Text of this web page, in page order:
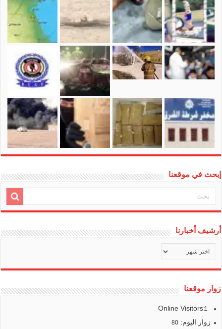
إبحث في موقعنا
أرشيف أخبارنا
أخبارنا
زوار موقعنا
Online Visitors:
1
زوار اليوم:80